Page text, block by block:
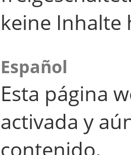
keine Inhalte
Español
Esta página
activada y
contenido.